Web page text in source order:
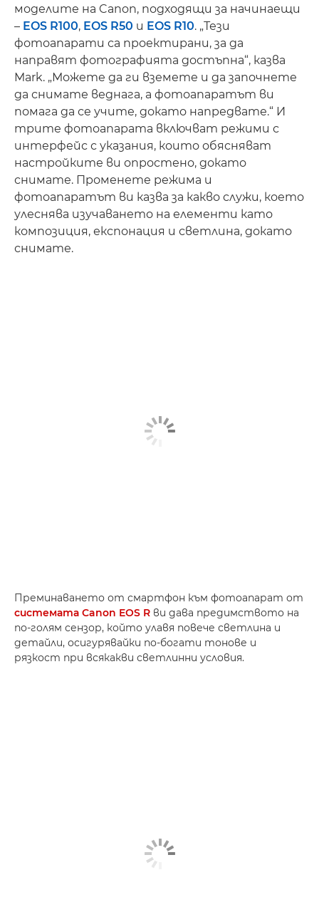
моделите на Canon, подходящи за начинаещи
– EOS R100, EOS R50 и EOS R10. „Тези
фотоапарати са проектирани, за да
направят фотографията достъпна“, казва
Mark. „Можете да ги вземете и да започнете
да снимате веднага, а фотоапаратът ви
помага да се учите, докато напредвате.“ И
трите фотоапарата включват режими с
интерфейс с указания, които обясняват
настройките ви опростено, докато
снимате. Променете режима и
фотоапаратът ви казва за какво служи, което
улеснява изучаването на елементи като
композиция, експонация и светлина, докато
снимате.
Преминаването от смартфон към фотоапарат от
системата Canon EOS R ви дава предимството на
по-голям сензор, който улавя повече светлина и
детайли, осигурявайки по-богати тонове и
рязкост при всякакви светлинни условия.